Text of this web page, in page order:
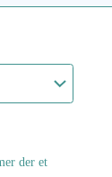
der et